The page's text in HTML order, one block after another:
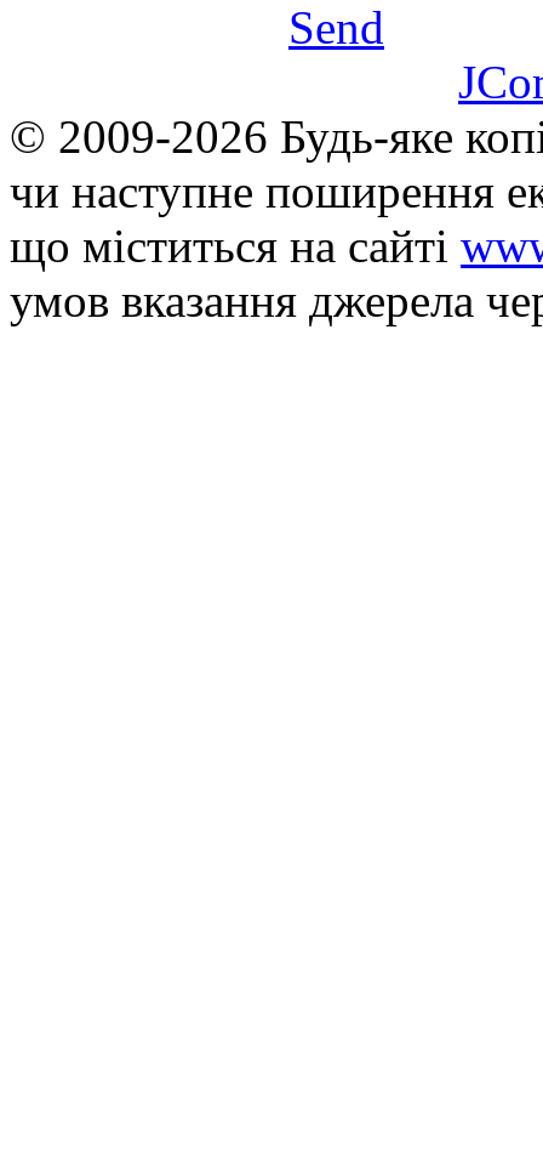
Send
© 2009-2026 Будь-яке
чи наступне поширення
що мiститься на сайті
умов вказання джерела